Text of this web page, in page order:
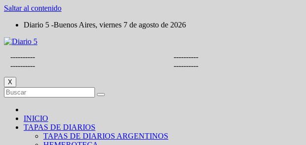
Saltar al contenido
Diario 5 -Buenos Aires, viernes 7 de agosto de 2026
----------
----------
----------
----------
X
INICIO
TAPAS DE DIARIOS
TAPAS DE DIARIOS ARGENTINOS